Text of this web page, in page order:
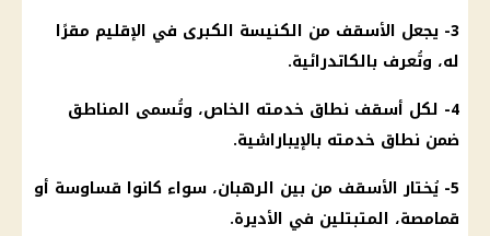
3- يجعل الأسقف من
الكنيسة الكبرى في الإقليم مقرًا
له، وتُعرف بالكاتدرائية.
4- لكل أسقف نطاق خدمته الخاص، وتُسمى المناطق
ضمن نطاق خدمته بالإيباراشية.
5- يُختار الأسقف من بين الرهبان، سواء كانوا قساوسة أو
قمامصة، المتبتلين في الأديرة.